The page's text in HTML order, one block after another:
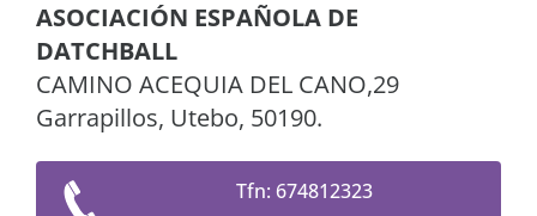
ASOCIACIÓN ESPAÑOLA DE
DATCHBALL
CAMINO ACEQUIA DEL CANO,29
Garrapillos, Utebo, 50190.
Tfn: 674812323